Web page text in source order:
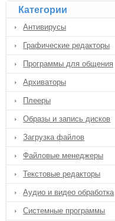
Категории
Антивирусы
Графические редакторы
Программы для общения
Архиваторы
Плееры
Образы и запись дисков
Загрузка файлов
Файловые менеджеры
Текстовые редакторы
Аудио и видео обработка
Системные программы